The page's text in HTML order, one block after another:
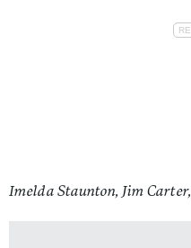
Imelda Staunton, Jim Carter,